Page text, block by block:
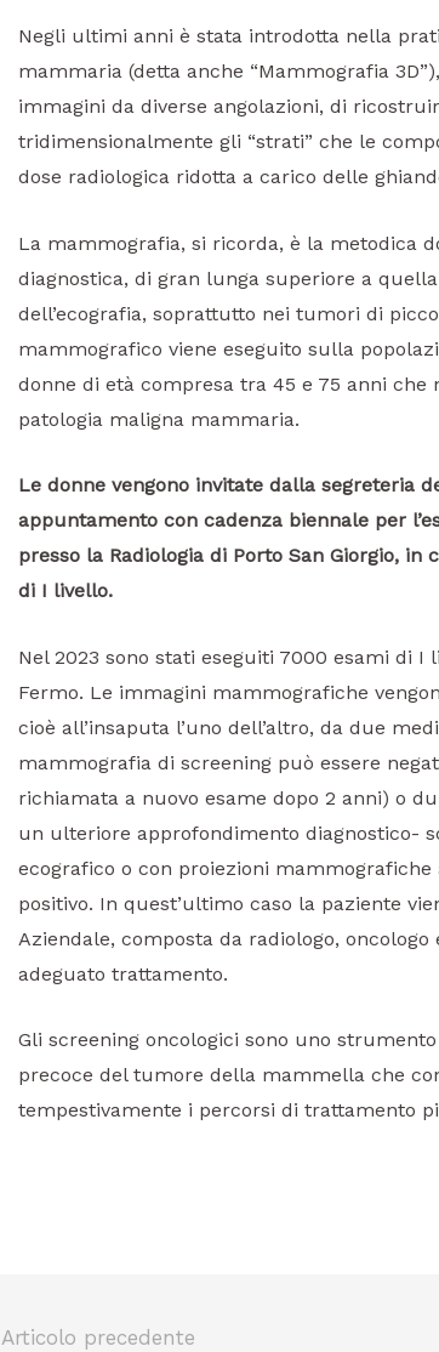
Negli ultimi anni è stata introdotta nella
mammaria (detta anche “Mammografia
immagini da diverse angolazioni, di
tridimensionalmente gli “strati” che le
dose radiologica ridotta a carico delle
La mammografia, si ricorda, è la metodica
diagnostica, di gran lunga superiore a quella
dell’ecografia, soprattutto nei tumori di
mammografico viene eseguito sulla
donne di età compresa tra 45 e 75 anni che
patologia maligna mammaria.
Le donne vengono invitate dalla segreteria
appuntamento con cadenza biennale per
presso la Radiologia di Porto San Giorgio, in
di I livello.
Nel 2023 sono stati eseguiti 7000 esami di I
Fermo. Le immagini mammografiche
cioè all’insaputa l’uno dell’altro, da due
mammografia di screening può essere
richiamata a nuovo esame dopo 2 anni) o
un ulteriore approfondimento diagnostico-
ecografico o con proiezioni mammografiche
positivo. In quest’ultimo caso la paziente
Aziendale, composta da radiologo,
adeguato trattamento.
Gli screening oncologici sono uno
precoce del tumore della mammella che
tempestivamente i percorsi di trattamento
Articolo precedente